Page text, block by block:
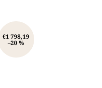
€1 798,19
–20 %